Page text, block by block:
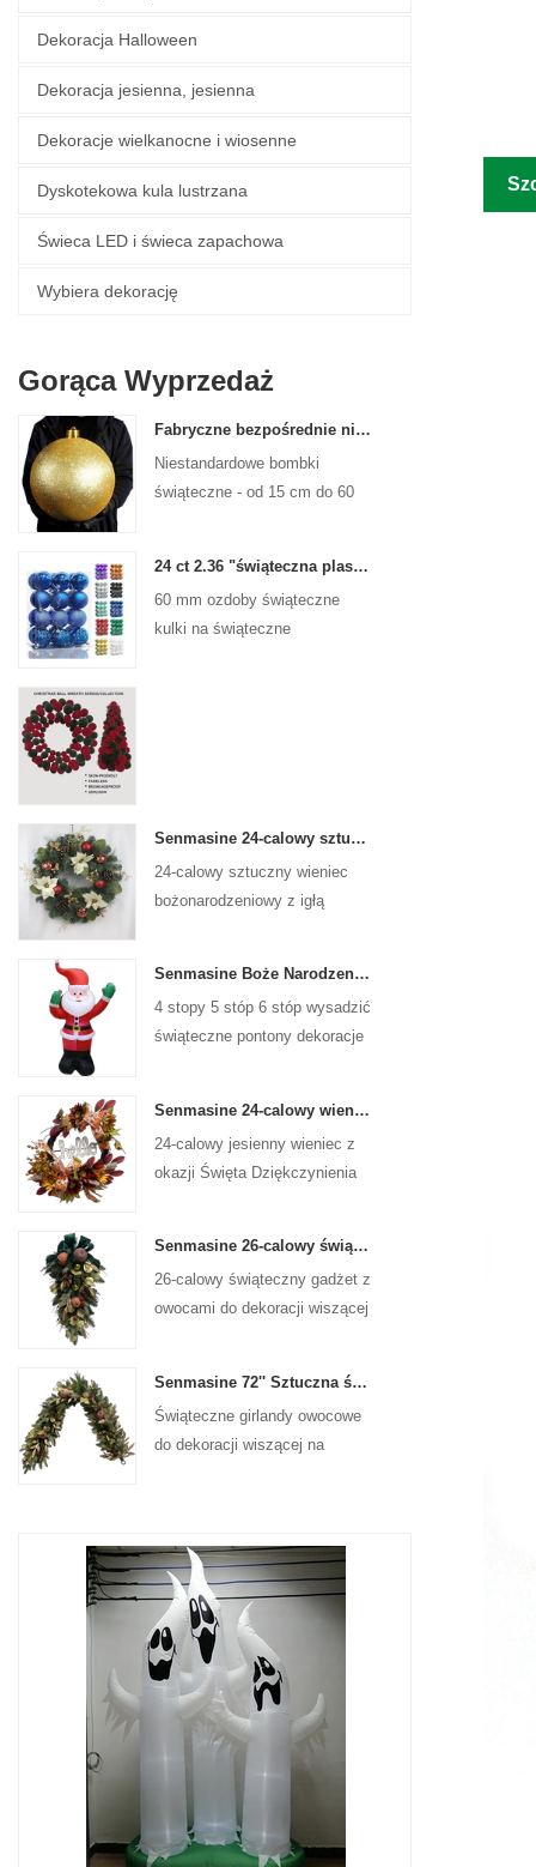
Dekoracja Halloween
Dekoracja jesienna, jesienna
Dekoracje wielkanocne i wiosenne
Dyskotekowa kula lustrzana
Świeca LED i świeca zapachowa
Wybiera dekorację
Gorąca Wyprzedaż
Fabryczne bezpośrednie niestandardowe kulki świąteczne duże ozdoby duże bombki 15 cm - 60 cm kulki logo Xmas
Niestandardowe bombki
świąteczne - od 15 cm do 60
24 ct 2.36 "świąteczna plastikowa kulka do wiszących ozdób ozdoby Xmas Shattproof Balls
60 mm ozdoby świąteczne
kulki na świąteczne
Senmasine 24-calowy sztuczny wieniec bożonarodzeniowy z igłą sosnową poinsecja szyszki czerwona kula złota gałąź jagód
24-calowy sztuczny wieniec
bożonarodzeniowy z igłą
Senmasine Boże Narodzenie Święty Mikołaj Nadmuchiwane Wysadzane Xmas Dmuchane Dekoracje Wakacje Zima Wewnątrz Na Zewnątrz
4 stopy 5 stóp 6 stóp wysadzić
świąteczne pontony dekoracje
święty mikołaj nadmuchiwane
Senmasine 24-calowy wieniec z okazji Święta Dziękczynienia ze znakiem powitalnym Jesienne liście do zbiorów Słonecznik Wzór dyni Kokarda
24-calowy jesienny wieniec z
okazji Święta Dziękczynienia
Senmasine 26-calowy świąteczny gadżet owocowy ze wstążką i kokardkami Sztuczne liście gałęzi PCV
26-calowy świąteczny gadżet z
owocami do dekoracji wiszącej
Senmasine 72'' Sztuczna świąteczna girlanda owocowa do wiszącej dekoracji kominka na schodach
Świąteczne girlandy owocowe
do dekoracji wiszącej na